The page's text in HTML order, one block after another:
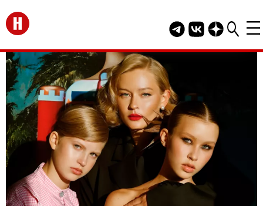
Перейти на главную
Telegram канал
Группа HELLO
Канал